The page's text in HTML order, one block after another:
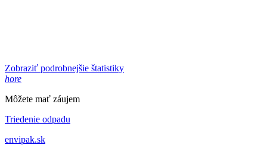
Zobraziť podrobnejšie štatistiky
hore
Môžete mať záujem
Triedenie odpadu
envipak.sk